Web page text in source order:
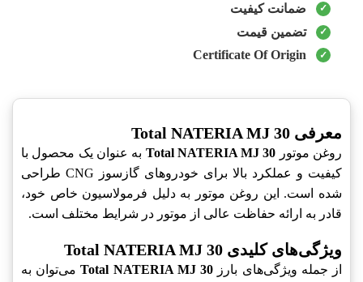
ضمانت کیفیت
تضمین قیمت
Certificate Of Origin
معرفی Total NATERIA MJ 30
روغن موتور Total NATERIA MJ 30 به عنوان یک محصول با
کیفیت و عملکرد بالا برای خودروهای گازسوز CNG طراحی
شده است. این روغن موتور به دلیل فرمولاسیون خاص خود،
قادر به ارائه حفاظت عالی از موتور در شرایط مختلف است.
ویژگی‌های کلیدی Total NATERIA MJ 30
از جمله ویژگی‌های بارز Total NATERIA MJ 30می‌توان به